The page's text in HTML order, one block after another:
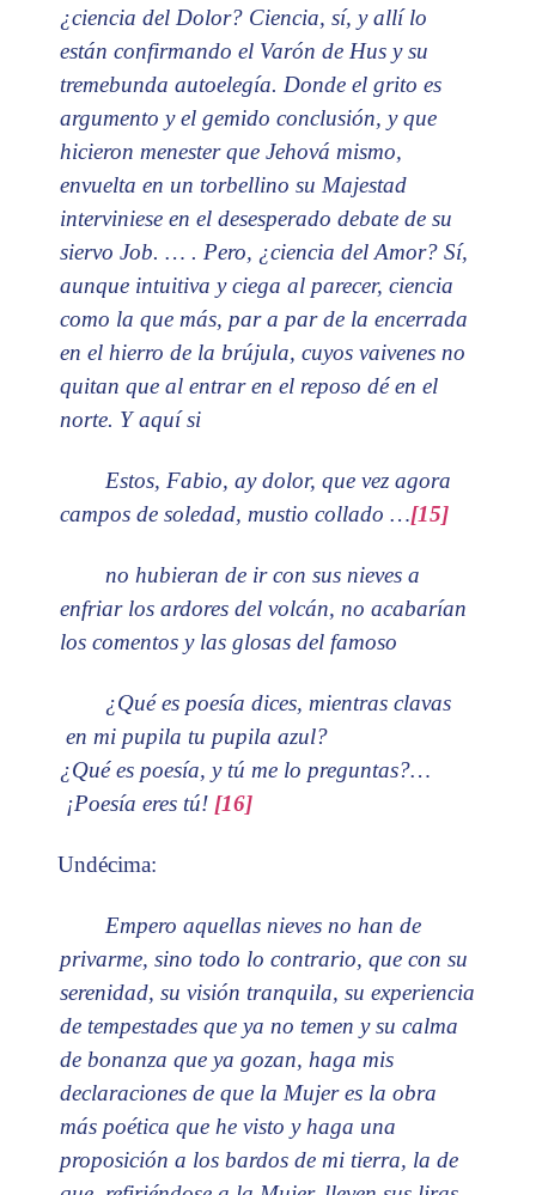
¿ciencia del Dolor? Ciencia, sí, y allí lo
están confirmando el Varón de Hus y su
tremebunda autoelegía. Donde el grito es
argumento y el gemido conclusión, y que
hicieron menester que Jehová mismo,
envuelta en un torbellino su Majestad
interviniese en el desesperado debate de su
siervo Job. … . Pero, ¿ciencia del Amor? Sí,
aunque intuitiva y ciega al parecer, ciencia
como la que más, par a par de la encerrada
en el hierro de la brújula, cuyos vaivenes no
quitan que al entrar en el reposo dé en el
norte. Y aquí si
Estos, Fabio, ay dolor, que vez agora
campos de soledad, mustio collado …[15]
no hubieran de ir con sus nieves a
enfriar los ardores del volcán, no acabarían
los comentos y las glosas del famoso
¿Qué es poesía dices, mientras clavas
en mi pupila tu pupila azul?
¿Qué es poesía, y tú me lo preguntas?…
¡Poesía eres tú! [16]
Undécima:
Empero aquellas nieves no han de
privarme, sino todo lo contrario, que con su
serenidad, su visión tranquila, su experiencia
de tempestades que ya no temen y su calma
de bonanza que ya gozan, haga mis
declaraciones de que la Mujer es la obra
más poética que he visto y haga una
proposición a los bardos de mi tierra, la de